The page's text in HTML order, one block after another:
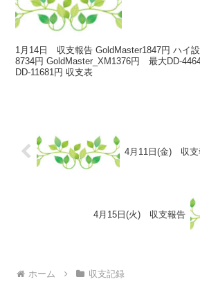
1月14日 収支報告 GoldMaster1847円 ハイ
8734円 GoldMaster_XM1376円 最大DD-
DD-11681円 収支表
4月11日(金) 収支
4月15日(火) 収支報告
ホーム 収支記録